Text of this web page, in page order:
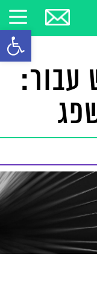
פתח
עבור: